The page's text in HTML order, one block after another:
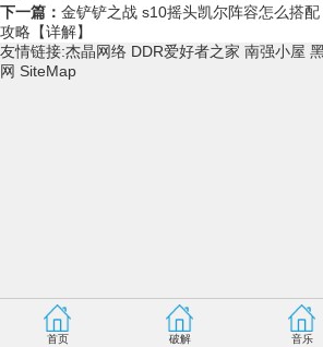
下一篇： 金铲铲之战 s10摇头凯尔阵容怎么搭
攻略【详解】
友情链接:杰晶网络 DDR爱好者之家 南强小屋
网 SiteMap
首页 破解 音乐